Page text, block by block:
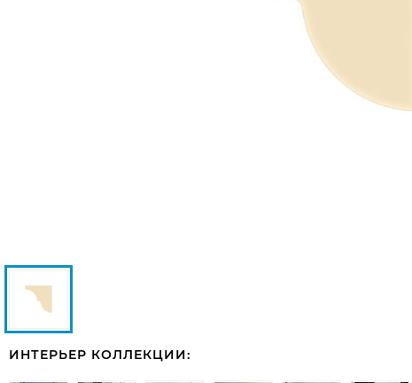
ИНТЕРЬЕР КОЛЛЕКЦИИ: